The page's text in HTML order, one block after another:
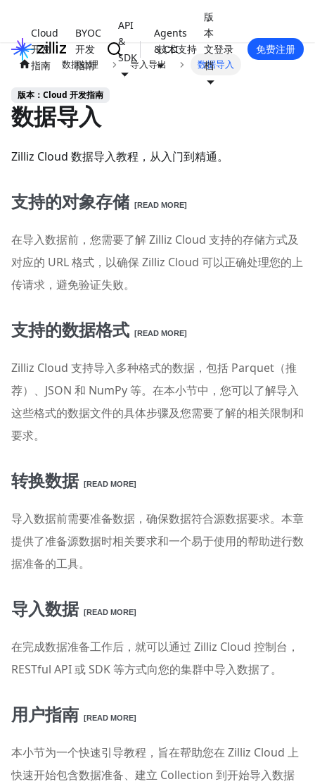
Cloud
开发
指南
BYOC
开发
指南
API
&
SDK
Agents
& CLI
版
本
文
档
技术支持 登录 免费注册
数据处理 导入导出 数据导入
版本：Cloud 开发指南
数据导入
Zilliz Cloud 数据导入教程，从入门到精通。
支持的对象存储 [READ MORE]
在导入数据前，您需要了解 Zilliz Cloud 支持的存储方式及
对应的 URL 格式，以确保 Zilliz Cloud 可以正确处理您的上
传请求，避免验证失败。
支持的数据格式 [READ MORE]
Zilliz Cloud 支持导入多种格式的数据，包括 Parquet（推
荐）、JSON 和 NumPy 等。在本小节中，您可以了解导入
这些格式的数据文件的具体步骤及您需要了解的相关限制和
要求。
转换数据 [READ MORE]
导入数据前需要准备数据，确保数据符合源数据要求。本章
提供了准备源数据时相关要求和一个易于使用的帮助进行数
据准备的工具。
导入数据 [READ MORE]
在完成数据准备工作后，就可以通过 Zilliz Cloud 控制台，
RESTful API 或 SDK 等方式向您的集群中导入数据了。
用户指南 [READ MORE]
本小节为一个快速引导教程，旨在帮助您在 Zilliz Cloud 上
快速开始包含数据准备、建立 Collection 到开始导入数据